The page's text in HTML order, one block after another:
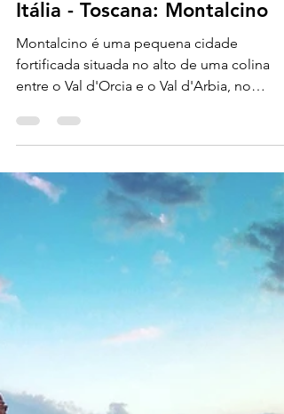
Destinos - Itália
Itália - Toscana: Montalcino
Montalcino é uma pequena cidade
fortificada situada no alto de uma colina
entre o Val d'Orcia e o Val d'Arbia, no
coração da Toscana. Reconhecida
mundialmente pela produção do
prestigiado Brunello di Montalcino, ela
preserva um patrimônio histórico que
remonta à época etrusca, além de uma